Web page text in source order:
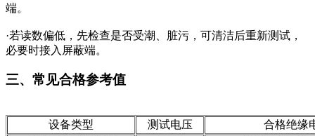
端。
·若读数偏低，先检查是否受潮、脏污，可清洁后重新测试，
必要时接入屏蔽端。
三、常见合格参考值
设备类型 测试电压
合格绝缘